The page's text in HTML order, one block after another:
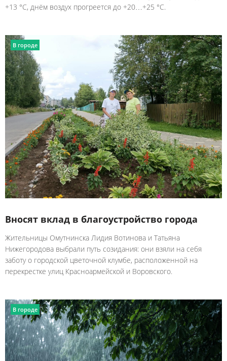
+13 °C, днём воздух прогреется до +20…+25 °C.
В городе
Вносят вклад в благоустройство города
Жительницы Омутнинска Лидия Вотинова и Татьяна
Нижегородова выбрали путь созидания: они взяли на себя
заботу о городской цветочной клумбе, расположенной на
перекрестке улиц Красноармейской и Воровского.
В городе